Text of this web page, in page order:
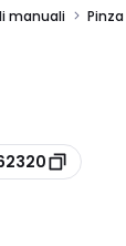
manuali